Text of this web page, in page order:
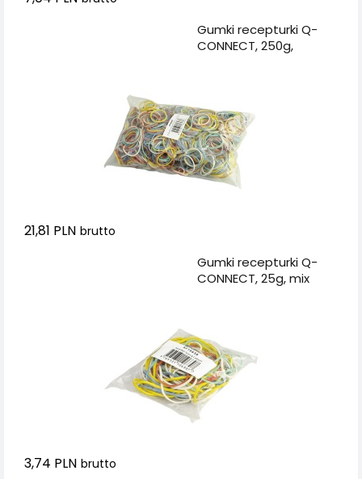
Gumki recepturki Q-
CONNECT, 250g,
21,81 PLN brutto
Gumki recepturki Q-
CONNECT, 25g, mix
3,74 PLN brutto